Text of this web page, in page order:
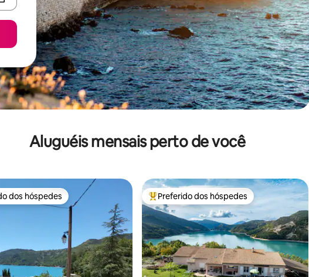
Aluguéis mensais perto de você
dos hóspedes
dos hóspedes Entre os melhores preferidos dos hóspedes
Preferido dos hóspedes